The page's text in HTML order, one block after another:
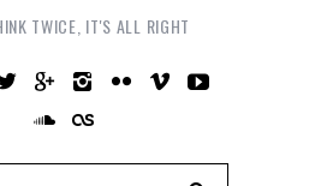
TWICE, IT'S ALL RIGHT